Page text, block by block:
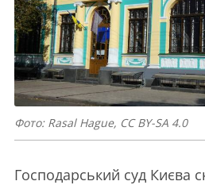
Фото: Rasal Hague, CC BY-SA 4.0
Господарський суд Києва